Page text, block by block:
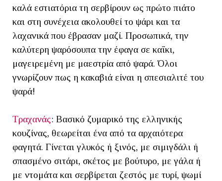
καλά εστιατόρια τη σερβίρουν ως πρώτο πιάτο
και στη συνέχεια ακολουθεί το ψάρι και τα
λαχανικά που έβρασαν μαζί. Προσωπικά, την
καλύτερη ψαρόσουπα την έφαγα σε καΐκι,
μαγειρεμένη με μαεστρία από ψαρά. Όλοι
γνωρίζουν πως η κακαβιά είναι η σπεσιαλιτέ του
ψαρά!
Τραχανάς: Βασικό ζυμαρικό της ελληνικής
κουζίνας, θεωρείται ένα από τα αρχαιότερα
φαγητά. Γίνεται γλυκός ή ξινός, με σιμιγδάλι ή
σπασμένο σιτάρι, σκέτος με βούτυρο, με γάλα ή
με ντομάτα και σερβίρεται ζεστός με τυρί, ψωμί